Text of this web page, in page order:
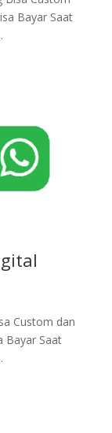
Bayar Saat
Custom dan
Bayar Saat